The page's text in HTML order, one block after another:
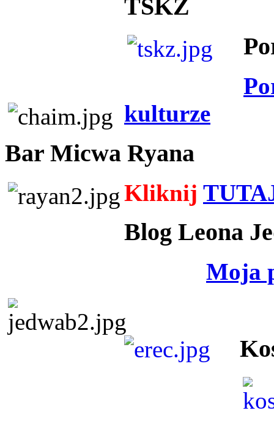
TSKZ
kulturze
Bar Micwa Ryana
Kliknij
Blog Leona
Moja